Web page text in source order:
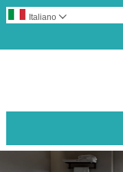
Italiano 